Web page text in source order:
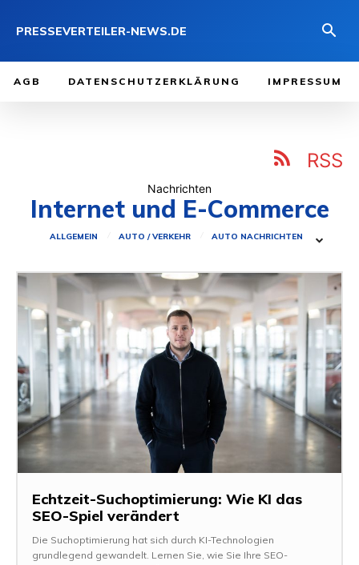
PRESSEVERTEILER-NEWS.DE
AGB DATENSCHUTZERKLÄRUNG IMPRESSUM
RSS
Nachrichten
Internet und E-Commerce
ALLGEMEIN AUTO / VERKEHR AUTO NACHRICHTEN
Echtzeit-Suchoptimierung: Wie KI das
SEO-Spiel verändert
Die Suchoptimierung hat sich durch KI-Technologien
grundlegend gewandelt. Lernen Sie, wie Sie Ihre SEO-